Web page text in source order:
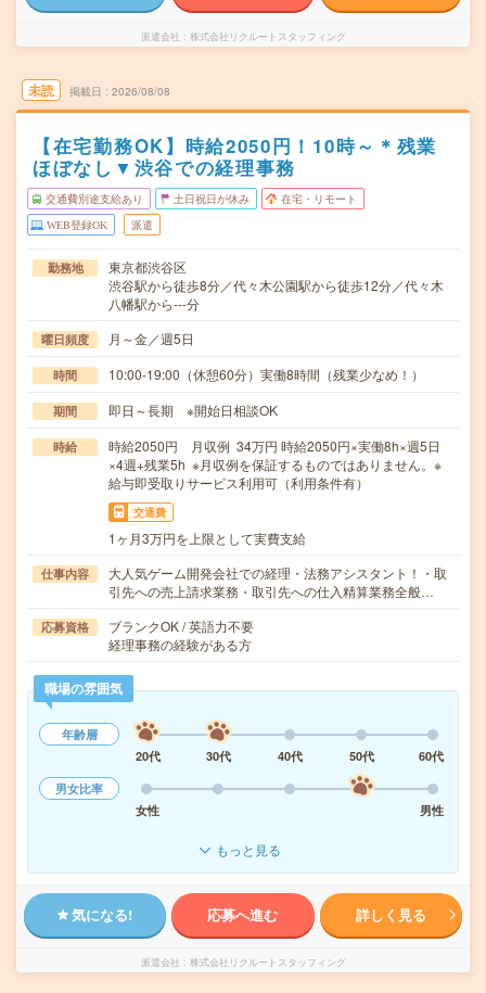
派遣会社 株式会社リクルートスタッフィング
未読 掲載日 2026/08/08
【在宅勤務OK】時給2050円！10時～＊残業
ほぼなし▼渋谷での経理事務
交通費別途支給あり 土日祝日が休み 在宅・リモート
WEB登録OK 派遣
勤務地
東京都渋谷区
渋谷駅から徒歩8分／代々木公園駅から徒歩12分／代々木
八幡駅から---分
曜日頻度 月～金／週5日
時間 10:00-19:00（休憩60分）実働8時間（残業少なめ！）
期間 即日～長期 ※開始日相談OK
時給
時給2050円 月収例 34万円 時給2050円×実働8h×週5日
×4週+残業5h ※月収例を保証するものではありません。※
給与即受取りサービス利用可（利用条件有）
交通費
1ヶ月3万円を上限として実費支給
仕事内容
大人気ゲーム開発会社での経理・法務アシスタント！・取
引先への売上請求業務・取引先への仕入精算業務全般…
応募資格
ブランクOK / 英語力不要
経理事務の経験がある方
職場の雰囲気
年齢層
20代
30代 40代 50代
60代
男女比率
女性
男性
もっと見る
気になる! 応募へ進む 詳しく見る
派遣会社 株式会社リクルートスタッフィング